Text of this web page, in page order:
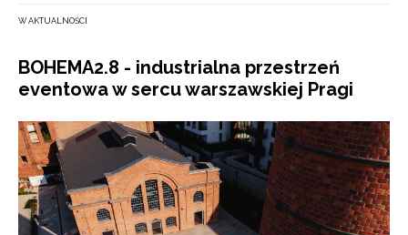
W AKTUALNOŚCI
BOHEMA2.8 - industrialna przestrzeń
eventowa w sercu warszawskiej Pragi